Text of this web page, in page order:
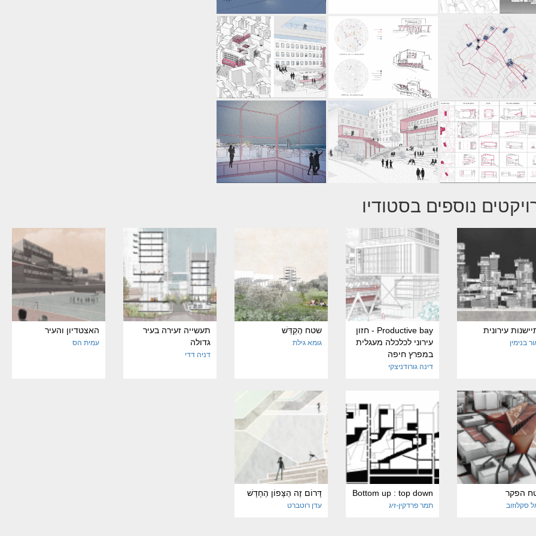
נוספים בסטודיו
עירונית
בנימין
Productive bay - חזון
עירוני לכלכלה מעגלית
במפרץ חיפה
דינה גורודניצקי
שטח הֶקְדֵּשׁ
גומא גילת
תעשייה זעירה בעיר
גדולה
דניה דדי
האצטדיון והעיר
עמית הס
הפקר
סקלוזוב
Bottom up : top down
תמר פרדקין-זיג
דָּרוֹם זֶה הַצָּפוֹן הֶחָדָשׁ
עדן רוטברט